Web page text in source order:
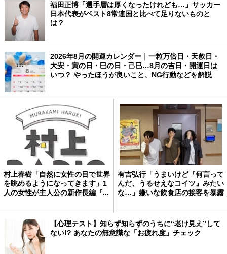
福田正博「選手層は厚くなったけれども…」サッカー
日本代表がベスト8常連国と比べて足りないものと
は？
2026年8月の開運カレンダー｜一粒万倍日・天赦日・
大安・寅の日・巳の日・己巳…8月の吉日・開運日は
いつ？ やったほうが良いこと、NG行動などを解説
村上春樹「自然に女性の目で世界
を眺めるようになってきます」1
人の女性が主人公の新作長編『...
有吉弘行「うまいけど『何言って
んだ、うるせえなコイツ』みたい
な…」嫌いな飲食店の接客を暴露
【心理テスト】知らず知らずのうちに“老け見え”して
ない!? あなたの無意識な「お疲れ度」チェック